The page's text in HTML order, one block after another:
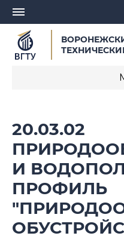
Нормативное
образовательной
Нормативное
образовательной
20.03.02
И
ПРОФИЛЬ